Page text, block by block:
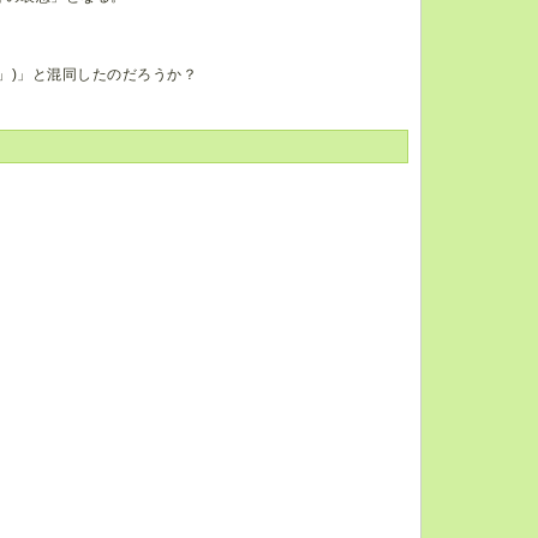
」)」と混同したのだろうか？